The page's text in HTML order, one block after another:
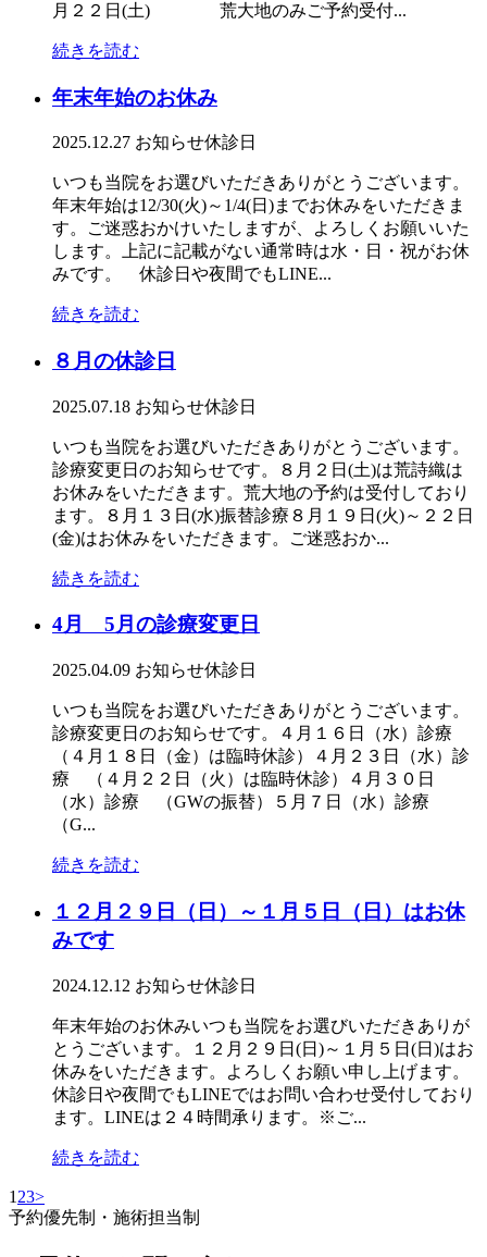
月２２日(土) 荒大地のみご予約受付...
続きを読む
年末年始のお休み
2025.12.27 お知らせ休診日
いつも当院をお選びいただきありがとうございます。
年末年始は12/30(火)～1/4(日)までお休みをいただきま
す。ご迷惑おかけいたしますが、よろしくお願いいた
します。上記に記載がない通常時は水・日・祝がお休
みです。 休診日や夜間でもLINE...
続きを読む
８月の休診日
2025.07.18 お知らせ休診日
いつも当院をお選びいただきありがとうございます。
診療変更日のお知らせです。８月２日(土)は荒詩織は
お休みをいただきます。荒大地の予約は受付しており
ます。８月１３日(水)振替診療８月１９日(火)～２２日
(金)はお休みをいただきます。ご迷惑おか...
続きを読む
4月 5月の診療変更日
2025.04.09 お知らせ休診日
いつも当院をお選びいただきありがとうございます。
診療変更日のお知らせです。４月１６日（水）診療
（４月１８日（金）は臨時休診）４月２３日（水）診
療 （４月２２日（火）は臨時休診）４月３０日
（水）診療 （GWの振替）５月７日（水）診療
（G...
続きを読む
１２月２９日（日）～１月５日（日）はお休
みです
2024.12.12 お知らせ休診日
年末年始のお休みいつも当院をお選びいただきありが
とうございます。１２月２９日(日)～１月５日(日)はお
休みをいただきます。よろしくお願い申し上げます。
休診日や夜間でもLINEではお問い合わせ受付しており
ます。LINEは２４時間承ります。※ご...
続きを読む
1 23>
予約優先制・施術担当制